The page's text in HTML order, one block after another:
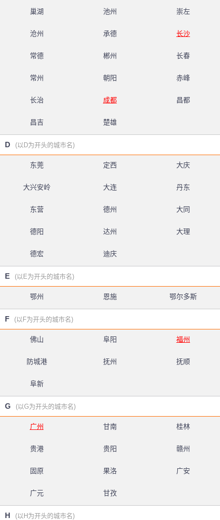
巢湖 池州 崇左
沧州 承德 长沙
常德 郴州 长春
常州 朝阳 赤峰
长治 成都 昌都
昌吉 楚雄
D (以D为开头的城市名)
东莞 定西 大庆
大兴安岭 大连 丹东
东营 德州 大同
德阳 达州 大理
德宏 迪庆
E (以E为开头的城市名)
鄂州 恩施 鄂尔多斯
F (以F为开头的城市名)
佛山 阜阳 福州
防城港 抚州 抚顺
阜新
G (以G为开头的城市名)
广州 甘南 桂林
贵港 贵阳 赣州
固原 果洛 广安
广元 甘孜
H (以H为开头的城市名)